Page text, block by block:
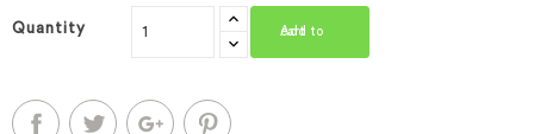
Quantity Add to cart